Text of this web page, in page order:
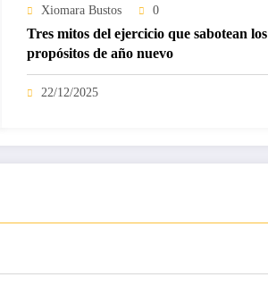
Xiomara Bustos 0
Tres mitos del ejercicio que sabotean los
propósitos de año nuevo
22/12/2025